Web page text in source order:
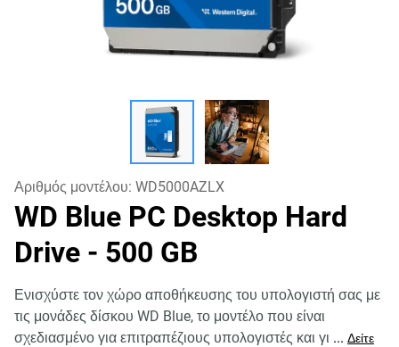
Αριθμός μοντέλου: WD5000AZLX
WD Blue PC Desktop Hard
Drive - 500 GB
Ενισχύστε τον χώρο αποθήκευσης του υπολογιστή σας με
τις μονάδες δίσκου WD Blue, το μοντέλο που είναι
σχεδιασμένο για επιτραπέζιους υπολογιστές και γι ... Δείτε